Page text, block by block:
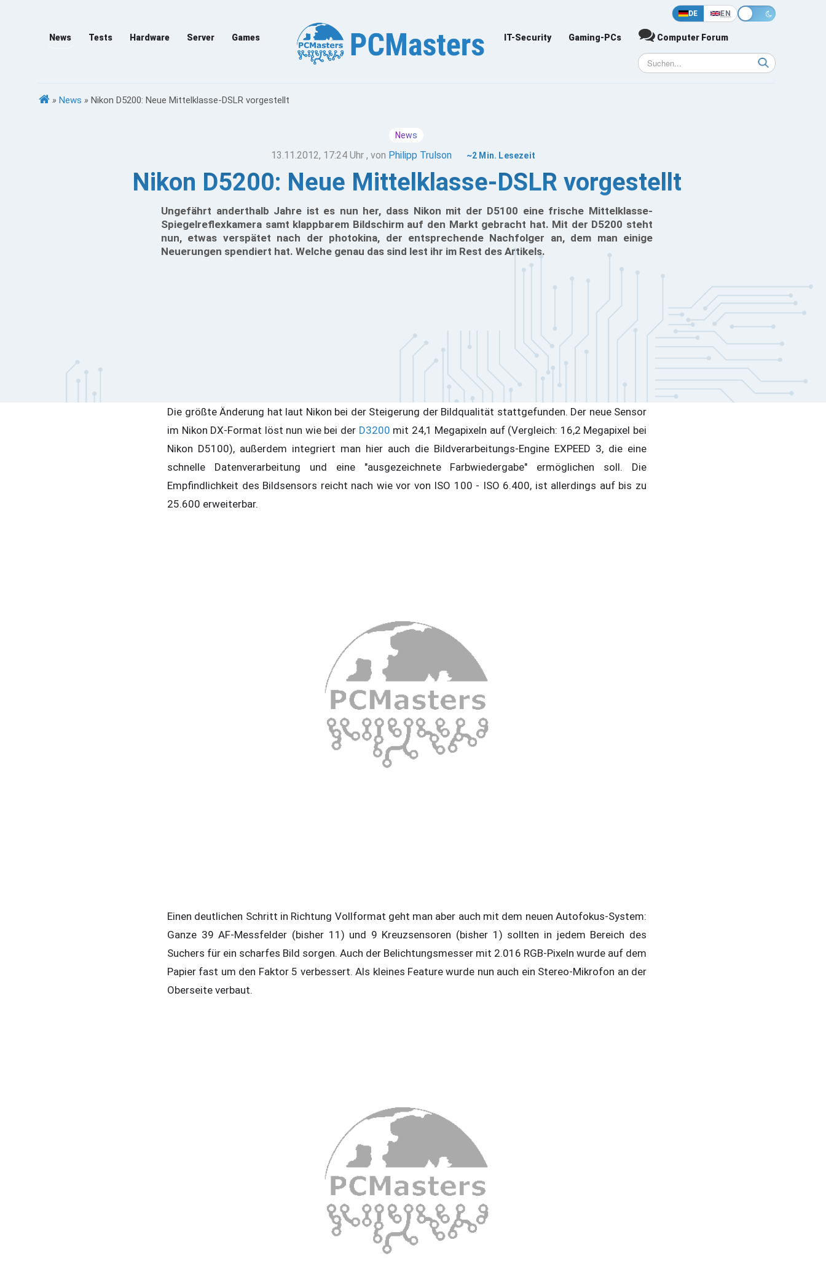
DE EN
News Tests Hardware Server Games IT-Security Gaming-PCs Computer Forum
» News » Nikon D5200: Neue Mittelklasse-DSLR vorgestellt
News
13.11.2012, 17:24 Uhr , von Philipp Trulson ~2 Min. Lesezeit
Nikon D5200: Neue Mittelklasse-DSLR vorgestellt
Ungefährt anderthalb Jahre ist es nun her, dass Nikon mit der D5100 eine frische Mittelklasse-
Spiegelreflexkamera samt klappbarem Bildschirm auf den Markt gebracht hat. Mit der D5200 steht
nun, etwas verspätet nach der photokina, der entsprechende Nachfolger an, dem man einige
Neuerungen spendiert hat. Welche genau das sind lest ihr im Rest des Artikels.
Die größte Änderung hat laut Nikon bei der Steigerung der Bildqualität stattgefunden. Der neue Sensor
im Nikon DX-Format löst nun wie bei der D3200 mit 24,1 Megapixeln auf (Vergleich: 16,2 Megapixel bei
Nikon D5100), außerdem integriert man hier auch die Bildverarbeitungs-Engine EXPEED 3, die eine
schnelle Datenverarbeitung und eine "ausgezeichnete Farbwiedergabe" ermöglichen soll. Die
Empfindlichkeit des Bildsensors reicht nach wie vor von ISO 100 - ISO 6.400, ist allerdings auf bis zu
25.600 erweiterbar.
Einen deutlichen Schritt in Richtung Vollformat geht man aber auch mit dem neuen Autofokus-System:
Ganze 39 AF-Messfelder (bisher 11) und 9 Kreuzsensoren (bisher 1) sollten in jedem Bereich des
Suchers für ein scharfes Bild sorgen. Auch der Belichtungsmesser mit 2.016 RGB-Pixeln wurde auf dem
Papier fast um den Faktor 5 verbessert. Als kleines Feature wurde nun auch ein Stereo-Mikrofon an der
Oberseite verbaut.